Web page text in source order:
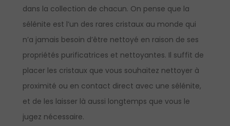
dans la collection de chacun. On pense que la
sélénite est l’un des rares cristaux au monde qui
n’a jamais besoin d’être nettoyé en raison de ses
propriétés purificatrices et nettoyantes. Il suffit de
placer les cristaux que vous souhaitez nettoyer à
proximité ou en contact direct avec une sélénite,
et de les laisser là aussi longtemps que vous le
jugez nécessaire.